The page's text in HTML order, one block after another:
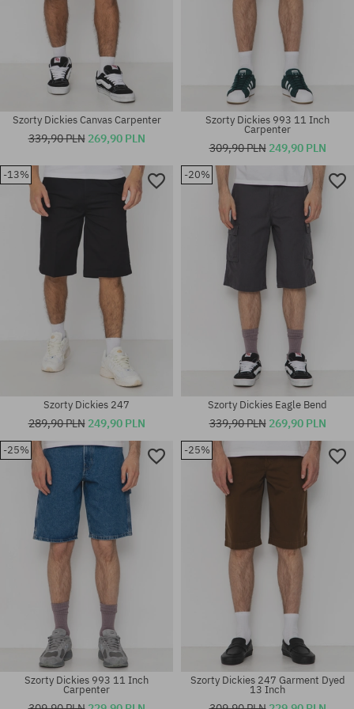
Dostępne rozmiary:
Dostępne rozmiary:
32; 33; 34; 36
Dostępne rozmiary:
31; 32
Szorty Dickies Canvas Carpenter
339,90 PLN 269,90 PLN
Dostępne rozmiary:
32; 33; 34
Szorty Dickies 993 11 Inch
Carpenter
309,90 PLN 249,90 PLN
-13%
Szorty Dickies 247
289,90 PLN 249,90 PLN
-20%
Szorty Dickies Eagle Bend
339,90 PLN 269,90 PLN
-25%
Szorty Dickies 993 11 Inch
Carpenter
-25%
Szorty Dickies 247 Garment Dyed
13 Inch